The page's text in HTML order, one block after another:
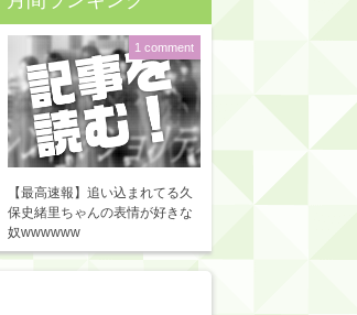
【最高速報】追い込まれてる久
保史緒里ちゃんの表情が好きな
奴wwwwww
1 comment